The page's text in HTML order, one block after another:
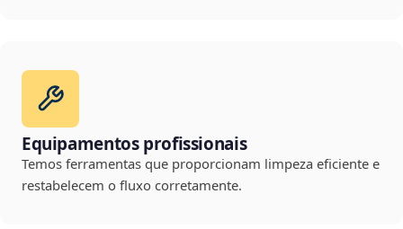
Equipamentos profissionais
Temos ferramentas que proporcionam limpeza eficiente e
restabelecem o fluxo corretamente.